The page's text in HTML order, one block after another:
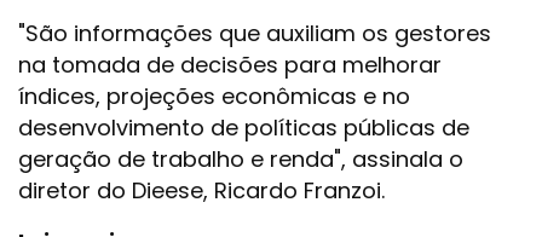
"São informações que auxiliam os gestores
na tomada de decisões para melhorar
índices, projeções econômicas e no
desenvolvimento de políticas públicas de
geração de trabalho e renda", assinala o
diretor do Dieese, Ricardo Franzoi.